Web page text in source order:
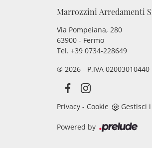
Marrozzini Arredamenti
Via Pompeiana, 280
63900 - Fermo
Tel. +39 0734-228649
® 2026 - P.IVA 02003010440
Privacy - Cookie Gestisci
Powered by